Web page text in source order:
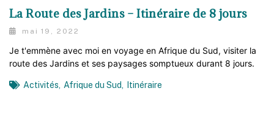
La Route des Jardins – Itinéraire de 8 jours
mai 19, 2022
Je t'emmène avec moi en voyage en Afrique du Sud, visiter la
route des Jardins et ses paysages somptueux durant 8 jours.
Activités, Afrique du Sud, Itinéraire